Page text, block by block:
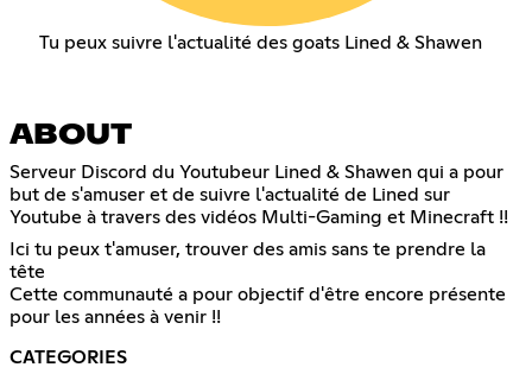
Tu peux suivre l'actualité des goats Lined & Shawen
ABOUT
Serveur Discord du Youtubeur Lined & Shawen qui a pour
but de s'amuser et de suivre l'actualité de Lined sur
Youtube à travers des vidéos Multi-Gaming et Minecraft !!
Ici tu peux t'amuser, trouver des amis sans te prendre la
tête
Cette communauté a pour objectif d'être encore présente
pour les années à venir !!
CATEGORIES